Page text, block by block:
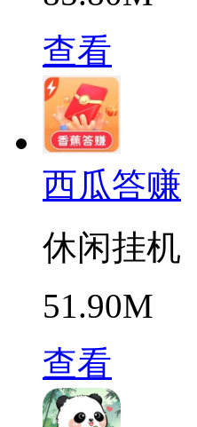
查看
西瓜答赚
休闲挂机
51.90M
查看